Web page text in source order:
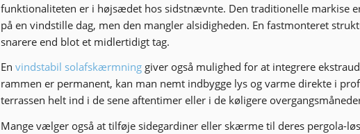
funktionaliteten er i højsædet hos sidstnævnte. Den traditionelle markise
på en vindstille dag, men den mangler alsidigheden. En fastmonteret
snarere end blot et midlertidigt tag.
En vindstabil solafskærmninggiver også mulighed for at integrere
rammen er permanent, kan man nemt indbygge lys og varme direkte i
terrassen helt ind i de sene aftentimer eller i de køligere
Mange vælger også at tilføje sidegardiner eller skærme til deres pergola-